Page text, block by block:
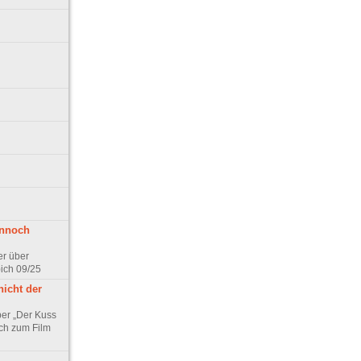
über
09/25
der
„Der Kuss
zum Film